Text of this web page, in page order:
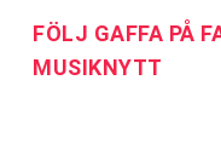
FÖLJ GAFFA PÅ
MUSIKNYTT